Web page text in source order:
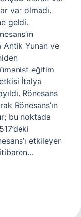
var olmadı.
geldi.
Antik Yunan ve
eğitim
İtalya
Rönesans
Rönesans’ın
bu noktada
etkileyen
itibaren…